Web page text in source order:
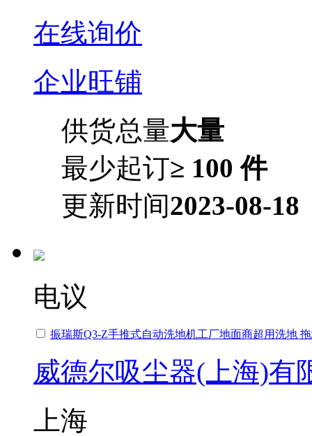
在线询价
企业旺铺
供货总量大量
最少起订≥ 100 件
更新时间2023-08-18
电议
振瑞斯Q3-Z手推式自动洗地机工厂地面商超用洗地
威德尔吸尘器(上海)有
上海